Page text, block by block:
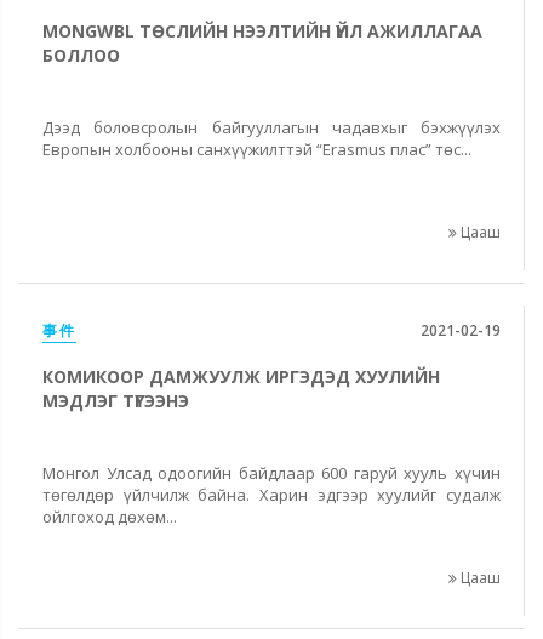
MONGWBL ТӨСЛИЙН НЭЭЛТИЙН ҮЙЛ АЖИЛЛАГАА
БОЛЛОО
Дээд боловсролын байгууллагын чадавхыг бэхжүүлэх
Европын холбооны санхүүжилттэй “Erasmus плас” төс...
Цааш
事件 2021-02-19
КОМИКООР ДАМЖУУЛЖ ИРГЭДЭД ХУУЛИЙН
МЭДЛЭГ ТҮГЭЭНЭ
Монгол Улсад одоогийн байдлаар 600 гаруй хууль хүчин
төгөлдөр үйлчилж байна. Харин эдгээр хуулийг судалж
ойлгоход дөхөм...
Цааш